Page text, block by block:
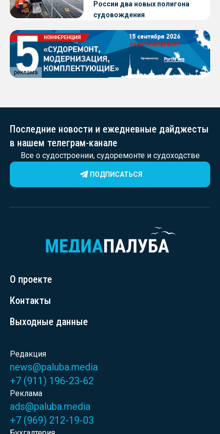
России два новых полигона
судовождения
реклама
Последние новости и ежедневные дайджесты
в нашем телеграм-канале
Все о судостроении, судоремонте и судоходстве
ПОДПИСАТЬСЯ
О проекте
Контакты
Выходные данные
Редакция
news@paluba.media
+7 (911) 196-23-62
Реклама
ads@paluba.media
+7 (969) 212-19-03